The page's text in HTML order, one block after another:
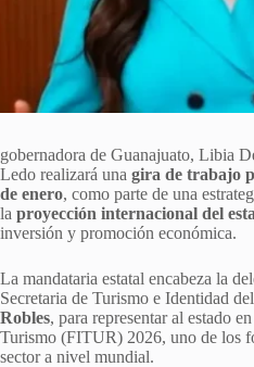
gobernadora de Guanajuato, Libia
Ledo realizará una gira de trabajo
de enero, como parte de una
la proyección internacional del
inversión y promoción económica.
La mandataria estatal encabeza la
Secretaria de Turismo e Identidad
Robles, para representar al estado
Turismo (FITUR) 2026, uno de los
sector a nivel mundial.